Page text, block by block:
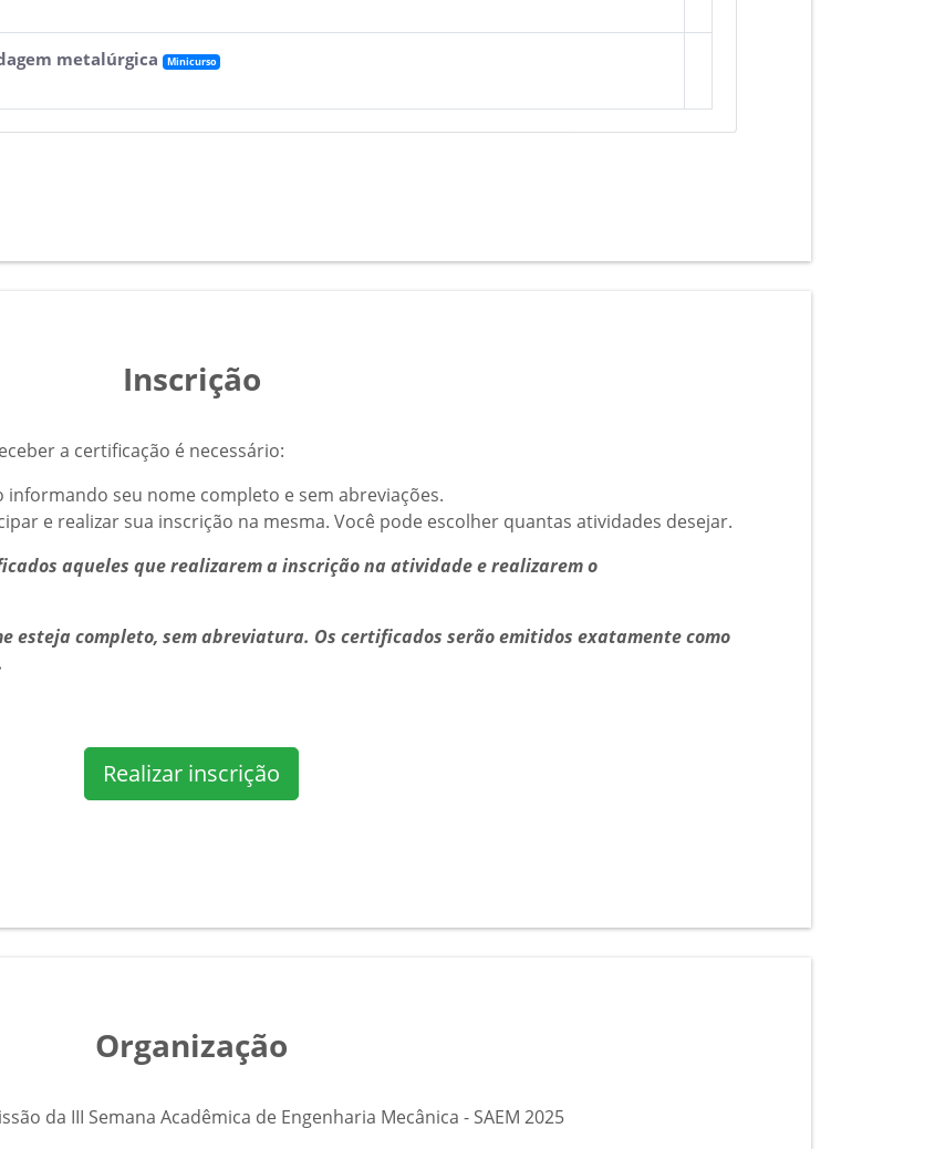
metalúrgica Minicurso
Inscrição
a certificação é necessário:
informando seu nome completo e sem abreviações.
e realizar sua inscrição na mesma. Você pode escolher quantas atividades desejar.
aqueles que realizarem a inscrição na atividade e realizarem o
esteja completo, sem abreviatura. Os certificados serão emitidos exatamente como
Realizar inscrição
Organização
da III Semana Acadêmica de Engenharia Mecânica - SAEM 2025